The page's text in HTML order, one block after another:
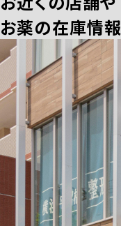
お薬の在庫情報